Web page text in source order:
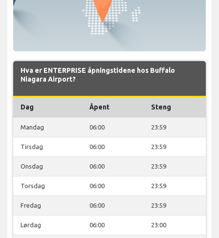
Hva er ENTERPRISE åpningstidene hos Buffalo
Niagara Airport?
Dag Åpent Steng
Mandag 06:00 23:59
Tirsdag 06:00 23:59
Onsdag 06:00 23:59
Torsdag 06:00 23:59
Fredag 06:00 23:59
Lørdag 06:00 23:00